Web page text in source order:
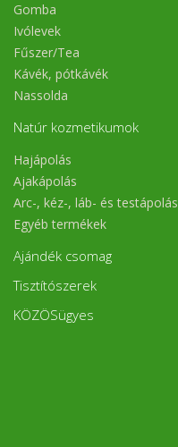
Gomba
Ivólevek
Fűszer/Tea
Kávék, pótkávék
Nassolda
Natúr kozmetikumok
Hajápolás
Ajakápolás
Arc-, kéz-, láb- és testápolás
Egyéb termékek
Ajándék csomag
Tisztítószerek
KÖZÖSügyes